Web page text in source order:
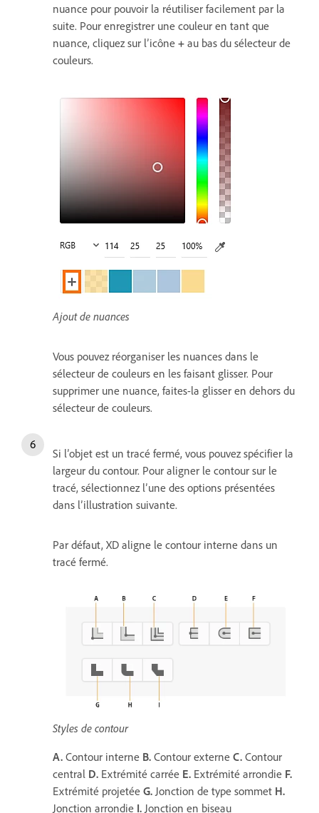
nuance pour pouvoir la réutiliser facilement par la
suite. Pour enregistrer une couleur en tant que
nuance, cliquez sur l’icône + au bas du sélecteur de
couleurs.
Ajout de nuances
Vous pouvez réorganiser les nuances dans le
sélecteur de couleurs en les faisant glisser. Pour
supprimer une nuance, faites-la glisser en dehors du
sélecteur de couleurs.
Si l’objet est un tracé fermé, vous pouvez spécifier la
largeur du contour. Pour aligner le contour sur le
tracé, sélectionnez l’une des options présentées
dans l’illustration suivante.
Par défaut, XD aligne le contour interne dans un
tracé fermé.
Styles de contour
A. Contour interne B. Contour externe C. Contour
central D. Extrémité carrée E. Extrémité arrondie F.
Extrémité projetée G. Jonction de type sommet H.
Jonction arrondie I. Jonction en biseau